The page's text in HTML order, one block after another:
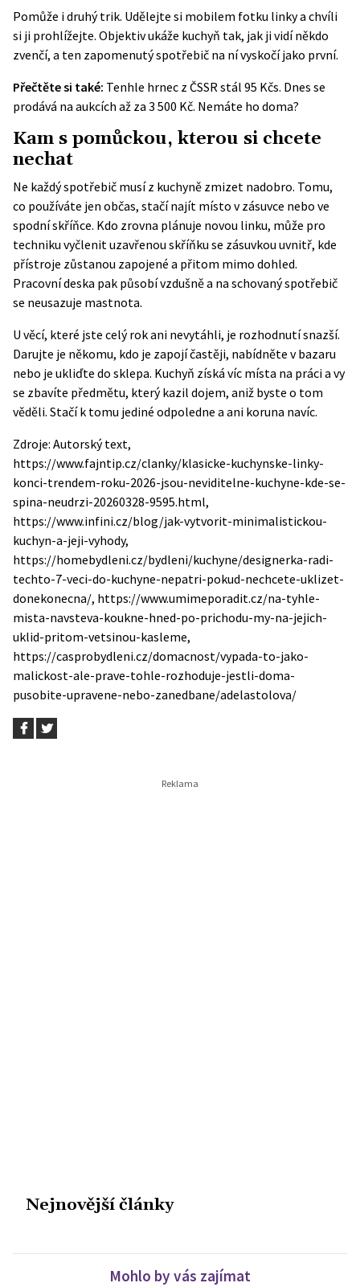
Pomůže i druhý trik. Udělejte si mobilem fotku linky a chvíli
si ji prohlížejte. Objektiv ukáže kuchyň tak, jak ji vidí někdo
zvenčí, a ten zapomenutý spotřebič na ní vyskočí jako první.
Přečtěte si také: Tenhle hrnec z ČSSR stál 95 Kčs. Dnes se
prodává na aukcích až za 3 500 Kč. Nemáte ho doma?
Kam s pomůckou, kterou si chcete
nechat
Ne každý spotřebič musí z kuchyně zmizet nadobro. Tomu,
co používáte jen občas, stačí najít místo v zásuvce nebo ve
spodní skříňce. Kdo zrovna plánuje novou linku, může pro
techniku vyčlenit uzavřenou skříňku se zásuvkou uvnitř, kde
přístroje zůstanou zapojené a přitom mimo dohled.
Pracovní deska pak působí vzdušně a na schovaný spotřebič
se neusazuje mastnota.
U věcí, které jste celý rok ani nevytáhli, je rozhodnutí snazší.
Darujte je někomu, kdo je zapojí častěji, nabídněte v bazaru
nebo je ukliďte do sklepa. Kuchyň získá víc místa na práci a vy
se zbavíte předmětu, který kazil dojem, aniž byste o tom
věděli. Stačí k tomu jediné odpoledne a ani koruna navíc.
Zdroje: Autorský text,
https://www.fajntip.cz/clanky/klasicke-kuchynske-linky-
konci-trendem-roku-2026-jsou-neviditelne-kuchyne-kde-se-
spina-neudrzi-20260328-9595.html,
https://www.infini.cz/blog/jak-vytvorit-minimalistickou-
kuchyn-a-jeji-vyhody,
https://homebydleni.cz/bydleni/kuchyne/designerka-radi-
techto-7-veci-do-kuchyne-nepatri-pokud-nechcete-uklizet-
donekonecna/, https://www.umimeporadit.cz/na-tyhle-
mista-navsteva-koukne-hned-po-prichodu-my-na-jejich-
uklid-pritom-vetsinou-kasleme,
https://casprobydleni.cz/domacnost/vypada-to-jako-
malickost-ale-prave-tohle-rozhoduje-jestli-doma-
pusobite-upravene-nebo-zanedbane/adelastolova/
Nejnovější články
Mohlo by vás zajímat